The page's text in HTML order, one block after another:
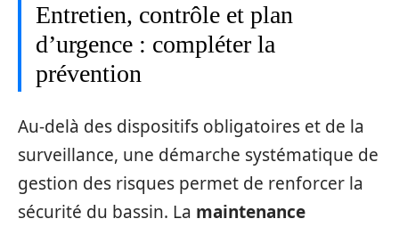
Entretien, contrôle et plan
d’urgence : compléter la
prévention
Au-delà des dispositifs obligatoires et de la
surveillance, une démarche systématique de
gestion des risques permet de renforcer la
sécurité du bassin. La maintenance